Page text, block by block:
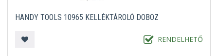
HANDY TOOLS 10965 KELLÉKTÁROLÓ DOBOZ
RENDELHETŐ